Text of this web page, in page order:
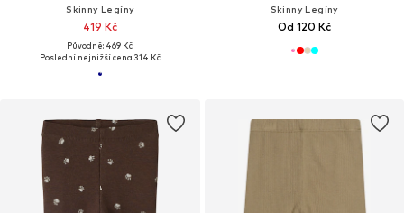
Skinny Legíny
419 Kč
Původně: 469 Kč
Poslední nejnižší cena:314 Kč
Skinny Legíny
Od 120 Kč